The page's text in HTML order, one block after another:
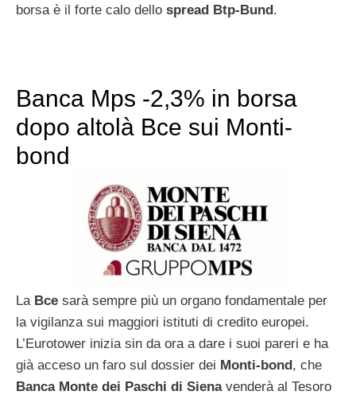
borsa è il forte calo dello spread Btp-Bund.
Banca Mps -2,3% in borsa
dopo altolà Bce sui Monti-
bond
La Bce sarà sempre più un organo fondamentale per
la vigilanza sui maggiori istituti di credito europei.
L’Eurotower inizia sin da ora a dare i suoi pareri e ha
già acceso un faro sul dossier dei Monti-bond, che
Banca Monte dei Paschi di Siena venderà al Tesoro